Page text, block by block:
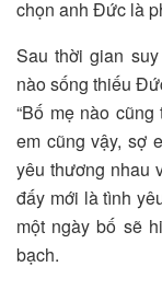
chọn anh Đức là
Sau thời gian
nào sống thiếu
“Bố mẹ nào
em cũng vậy, sợ
yêu thương nhau
đấy mới là tình
một ngày bố sẽ
bạch.